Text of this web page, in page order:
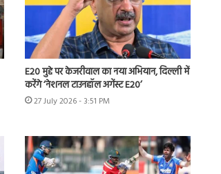
E20 मुद्दे पर केजरीवाल का नया अभियान, दिल्ली में
करेंगे ‘नेशनल टाउनहॉल अगेंस्ट E20’
27 July 2026 - 3:51 PM